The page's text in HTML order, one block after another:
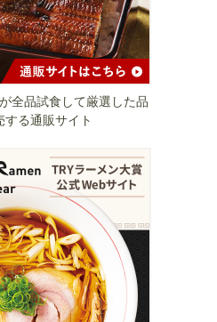
全品試食して厳選した品
する通販サイト